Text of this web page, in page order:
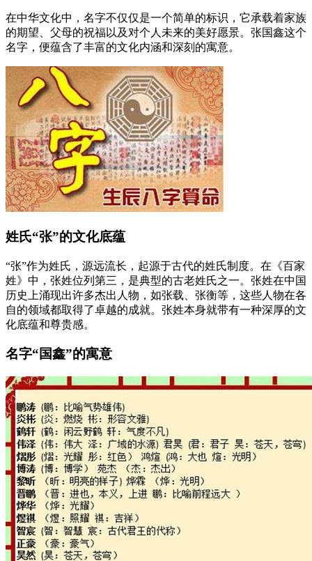
在中华文化中，名字不仅仅是一个简单的标识，它承载着家族
的期望、父母的祝福以及对个人未来的美好愿景。张国鑫这个
名字，便蕴含了丰富的文化内涵和深刻的寓意。
姓氏“张”的文化底蕴
“张”作为姓氏，源远流长，起源于古代的姓氏制度。在《百家
姓》中，张姓位列第三，是典型的古老姓氏之一。张姓在中国
历史上涌现出许多杰出人物，如张载、张衡等，这些人物在各
自的领域都取得了卓越的成就。张姓本身就带有一种深厚的文
化底蕴和尊贵感。
名字“国鑫”的寓意